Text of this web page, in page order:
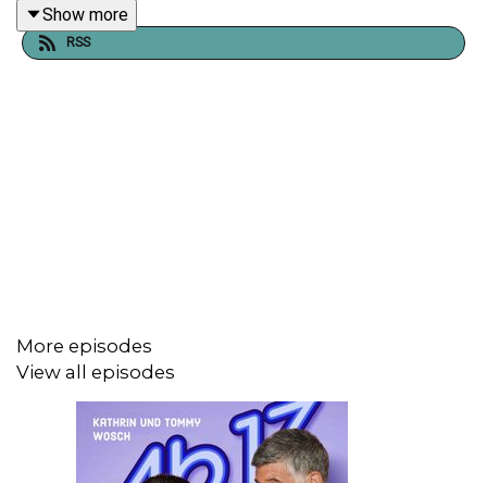
Show more
RSS
More episodes
View all episodes